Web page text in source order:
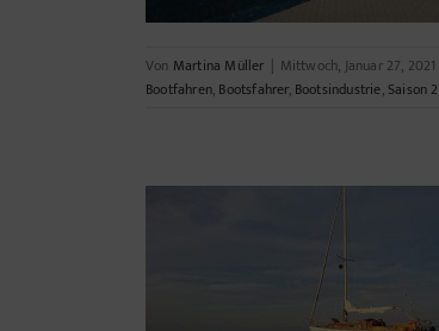
Von Martina Müller | Mittwoch, Januar 27, 2021
Bootfahren, Bootsfahrer, Bootsindustrie,Saison